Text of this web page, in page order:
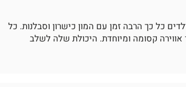
כל כך הרבה זמן עם המון כישרון וסבלנות. כל
קסומה ומיוחדת. היכולת שלה לשלב